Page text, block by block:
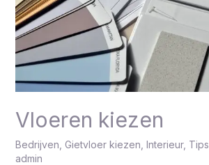
Vloeren kiezen
Bedrijven Gietvloer kiezen Interieur, Tips
admin